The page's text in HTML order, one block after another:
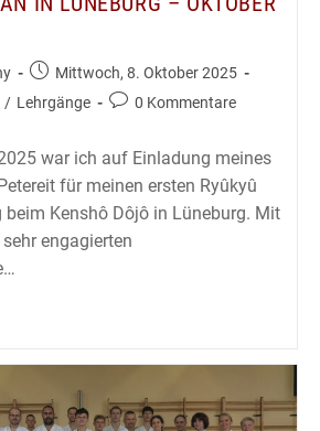
Beitrag
veröffentlicht:
Mittwoch, 8. Oktober 2025
/ Lehrgänge
Beitrags-
0 Kommentare
war ich auf Einladung meines
für meinen ersten Ryûkyû
beim Kenshô Dôjô in Lüneburg. Mit
engagierten